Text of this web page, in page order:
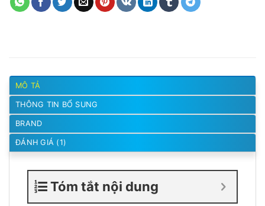
MÔ TẢ
THÔNG TIN BỔ SUNG
BRAND
ĐÁNH GIÁ (1)
Tóm tắt nội dung